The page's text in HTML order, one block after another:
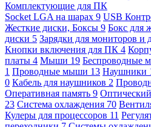
Комплектующие для ПК
Socket LGA на шарах 9 USB
Жесткие диски, Боксы 9 Бокс для
диски 5 Зарядки для мониторов и
Кнопки включения для ПК 4
платы 4 Мыши 19 Беспроводные
1 Проводные мыши 13 Наушники
0 Кабель для наушников 2
Оперативная память 9
23 Система охлаждения 70
Кулеры для процессоров 11